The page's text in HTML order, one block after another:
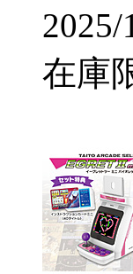
2025/
在庫